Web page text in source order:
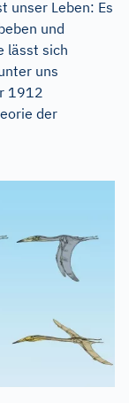
unser Leben: Es
und
lässt sich
uns
1912
der